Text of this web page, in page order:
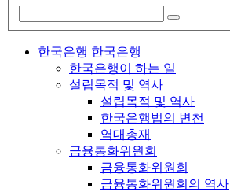
한국은행 한국은행
한국은행이 하는 일
설립목적 및 역사
설립목적 및 역사
한국은행법의 변천
역대총재
금융통화위원회
금융통화위원회
금융통화위원회의 역사